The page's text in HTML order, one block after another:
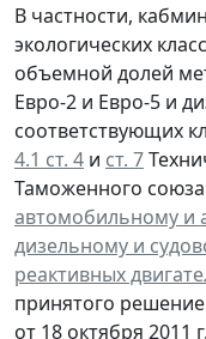
В частности,
экологических
объемной долей
Евро-2 и Евро-5 и
соответствующих
4.1 ст. 4 и ст. 7
Таможенного
автомобильному и
дизельному и
реактивных
принятого
от 18 октября 2011